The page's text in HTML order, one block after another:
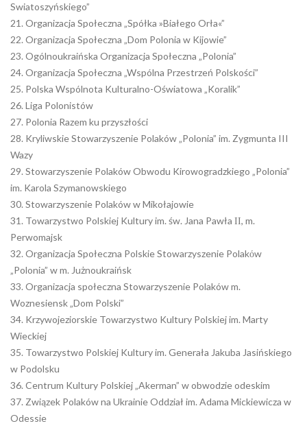
Swiatoszyńskiego”
21. Organizacja Społeczna „Spółka »Białego Orła«”
22. Organizacja Społeczna „Dom Polonia w Kijowie”
23. Ogólnoukraińska Organizacja Społeczna „Polonia”
24. Organizacja Społeczna „Wspólna Przestrzeń Polskości”
25. Polska Wspólnota Kulturalno-Oświatowa „Koralik”
26. Liga Polonistów
27. Polonia Razem ku przyszłości
28. Kryliwskie Stowarzyszenie Polaków „Polonia” im. Zygmunta III
Wazy
29. Stowarzyszenie Polaków Obwodu Kirowogradzkiego „Polonia”
im. Karola Szymanowskiego
30. Stowarzyszenie Polaków w Mikołajowie
31. Towarzystwo Polskiej Kultury im. św. Jana Pawła ІІ, m.
Perwomajsk
32. Organizacja Społeczna Polskie Stowarzyszenie Polakόw
„Polonia” w m. Jużnoukraińsk
33. Organizacja społeczna Stowarzyszenie Polaków m.
Woznesiensk „Dom Polski”
34. Krzywojeziorskie Towarzystwo Kultury Polskiej im. Marty
Wieckiej
35. Towarzystwo Polskiej Kultury im. Generała Jakuba Jasińskiego
w Podolsku
36. Centrum Kultury Polskiej „Akerman” w obwodzie odeskim
37. Związek Polaków na Ukrainie Oddział im. Adama Mickiewicza w
Odessie